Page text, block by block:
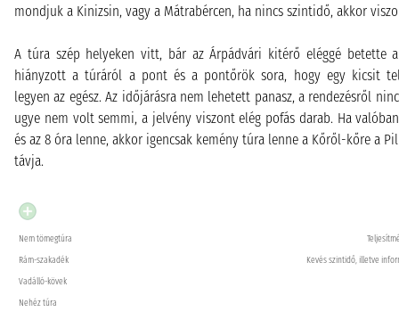
mondjuk a Kinizsin, vagy a Mátrabércen, ha nincs szintidő, akkor
A túra szép helyeken vitt, bár az Árpádvári kitérő eléggé betette
hiányzott a túráról a pont és a pontőrök sora, hogy egy kicsit
legyen az egész. Az időjárásra nem lehetett panasz, a rendezésről
ugye nem volt semmi, a jelvény viszont elég pofás darab. Ha
és az 8 óra lenne, akkor igencsak kemény túra lenne a Kőről-kőre a
távja.
Nem tömegtúra
Rám-szakadék
Vadálló-kövek
Nehéz túra
Kevés szintidő, illetve